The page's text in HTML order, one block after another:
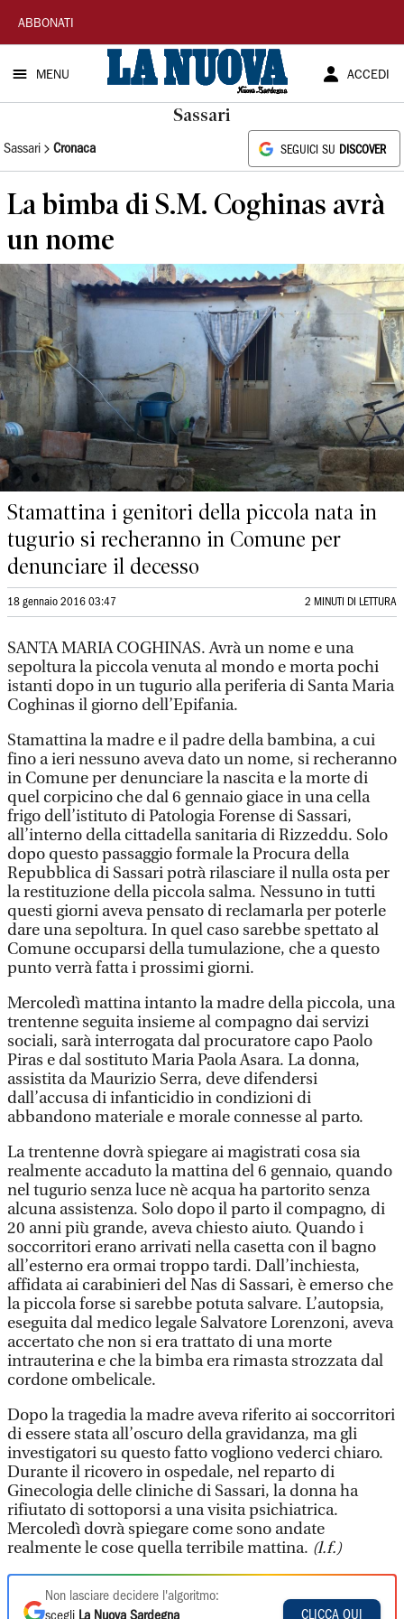
La
Nuova
Sardegna
ABBONATI
MENU ACCEDI
Sassari
Sassari Cronaca SEGUICI SU DISCOVER
La bimba di S.M. Coghinas avrà
un nome
Stamattina i genitori della piccola nata in
tugurio si recheranno in Comune per
denunciare il decesso
18 gennaio 2016 03:47 2 MINUTI DI LETTURA
SANTA MARIA COGHINAS. Avrà un nome e una
sepoltura la piccola venuta al mondo e morta pochi
istanti dopo in un tugurio alla periferia di Santa Maria
Coghinas il giorno dell’Epifania.
Stamattina la madre e il padre della bambina, a cui
fino a ieri nessuno aveva dato un nome, si recheranno
in Comune per denunciare la nascita e la morte di
quel corpicino che dal 6 gennaio giace in una cella
frigo dell’istituto di Patologia Forense di Sassari,
all’interno della cittadella sanitaria di Rizzeddu. Solo
dopo questo passaggio formale la Procura della
Repubblica di Sassari potrà rilasciare il nulla osta per
la restituzione della piccola salma. Nessuno in tutti
questi giorni aveva pensato di reclamarla per poterle
dare una sepoltura. In quel caso sarebbe spettato al
Comune occuparsi della tumulazione, che a questo
punto verrà fatta i prossimi giorni.
Mercoledì mattina intanto la madre della piccola, una
trentenne seguita insieme al compagno dai servizi
sociali, sarà interrogata dal procuratore capo Paolo
Piras e dal sostituto Maria Paola Asara. La donna,
assistita da Maurizio Serra, deve difendersi
dall’accusa di infanticidio in condizioni di
abbandono materiale e morale connesse al parto.
La trentenne dovrà spiegare ai magistrati cosa sia
realmente accaduto la mattina del 6 gennaio, quando
nel tugurio senza luce nè acqua ha partorito senza
alcuna assistenza. Solo dopo il parto il compagno, di
20 anni più grande, aveva chiesto aiuto. Quando i
soccorritori erano arrivati nella casetta con il bagno
all’esterno era ormai troppo tardi. Dall’inchiesta,
affidata ai carabinieri del Nas di Sassari, è emerso che
la piccola forse si sarebbe potuta salvare. L’autopsia,
eseguita dal medico legale Salvatore Lorenzoni, aveva
accertato che non si era trattato di una morte
intrauterina e che la bimba era rimasta strozzata dal
cordone ombelicale.
Dopo la tragedia la madre aveva riferito ai soccorritori
di essere stata all’oscuro della gravidanza, ma gli
investigatori su questo fatto vogliono vederci chiaro.
Durante il ricovero in ospedale, nel reparto di
Ginecologia delle cliniche di Sassari, la donna ha
rifiutato di sottoporsi a una visita psichiatrica.
Mercoledì dovrà spiegare come sono andate
realmente le cose quella terribile mattina. (l.f.)
Non lasciare decidere l'algoritmo:
scegli La Nuova Sardegna CLICCA QUI